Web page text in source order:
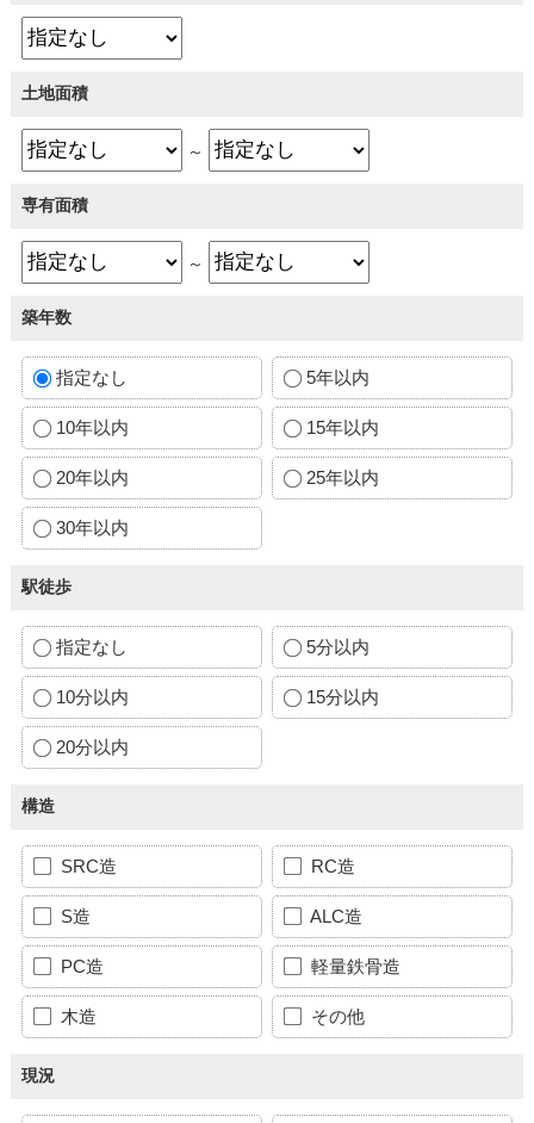
土地面積
～
専有面積
～
築年数
指定なし 5年以内
10年以内 15年以内
20年以内 25年以内
30年以内
駅徒歩
指定なし 5分以内
10分以内 15分以内
20分以内
構造
SRC造 RC造
S造 ALC造
PC造 軽量鉄骨造
木造 その他
現況